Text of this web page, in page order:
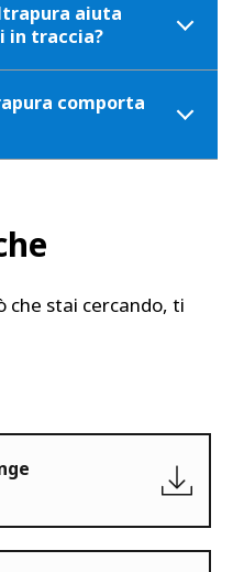
aiuta
in traccia?
comporta
che stai cercando, ti